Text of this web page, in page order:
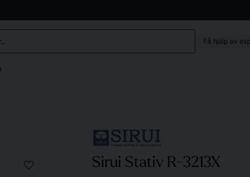
Få hjälp av
Klostergatan
Mån-Fre:
Sirui Stativ R-3213X